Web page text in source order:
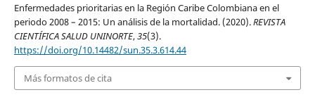
Enfermedades prioritarias en la Región Caribe Colombiana en el
periodo 2008 – 2015: Un análisis de la mortalidad. (2020).REVISTA
CIENTÍFICA SALUD UNINORTE,35(3).
https://doi.org/10.14482/sun.35.3.614.44
Más formatos de cita